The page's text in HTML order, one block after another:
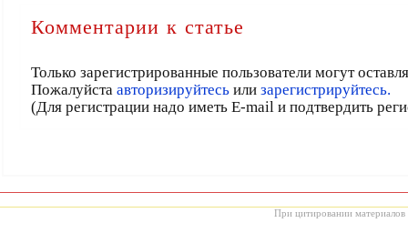
Комментарии к статье
Только зарегистрированные пользователи могут
Пожалуйста авторизируйтесь или зарегистрируйтесь.
(Для регистрации надо иметь E-mail и подтвердить
При цитировании материалов